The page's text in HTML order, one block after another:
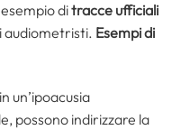
ditracce ufficiali
audiometristi. Esempi di
un’ipoacusia
possono indirizzare la